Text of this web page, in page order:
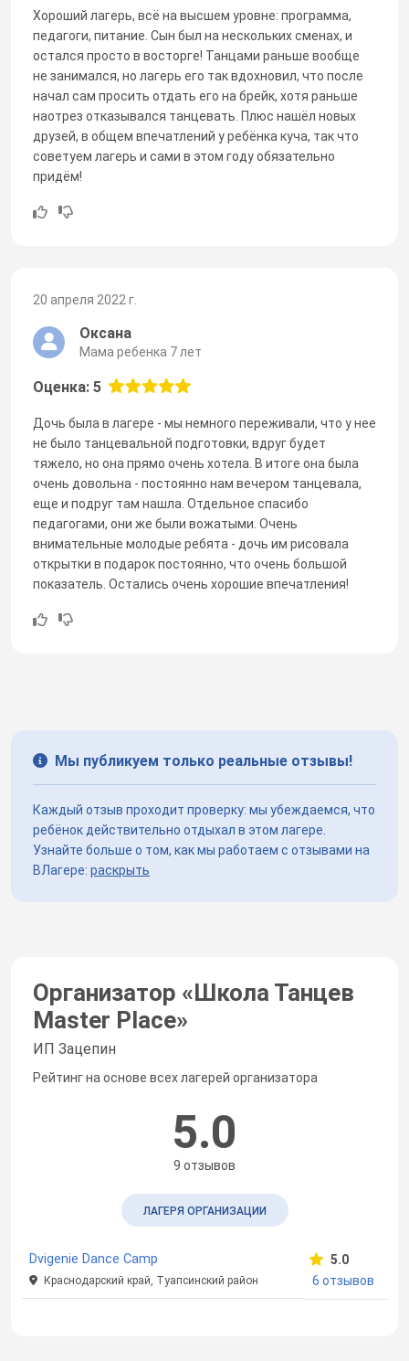
Хороший лагерь, всё на высшем уровне: программа,
педагоги, питание. Сын был на нескольких сменах, и
остался просто в восторге! Танцами раньше вообще
не занимался, но лагерь его так вдохновил, что после
начал сам просить отдать его на брейк, хотя раньше
наотрез отказывался танцевать. Плюс нашёл новых
друзей, в общем впечатлений у ребёнка куча, так что
советуем лагерь и сами в этом году обязательно
придём!
20 апреля 2022 г.
Оксана
Мама ребенка 7 лет
Оценка: 5
Дочь была в лагере - мы немного переживали, что у нее
не было танцевальной подготовки, вдруг будет
тяжело, но она прямо очень хотела. В итоге она была
очень довольна - постоянно нам вечером танцевала,
еще и подруг там нашла. Отдельное спасибо
педагогами, они же были вожатыми. Очень
внимательные молодые ребята - дочь им рисовала
открытки в подарок постоянно, что очень большой
показатель. Остались очень хорошие впечатления!
Мы публикуем только реальные отзывы!
Каждый отзыв проходит проверку: мы убеждаемся, что
ребёнок действительно отдыхал в этом лагере.
Узнайте больше о том, как мы работаем с отзывами на
ВЛагере: раскрыть
Организатор «Школа Танцев
Master Place»
ИП Зацепин
Рейтинг на основе всех лагерей организатора
5.0
9 отзывов
ЛАГЕРЯ ОРГАНИЗАЦИИ
Dvigenie Dance Camp
Краснодарский край, Туапсинский район
5.0
6 отзывов